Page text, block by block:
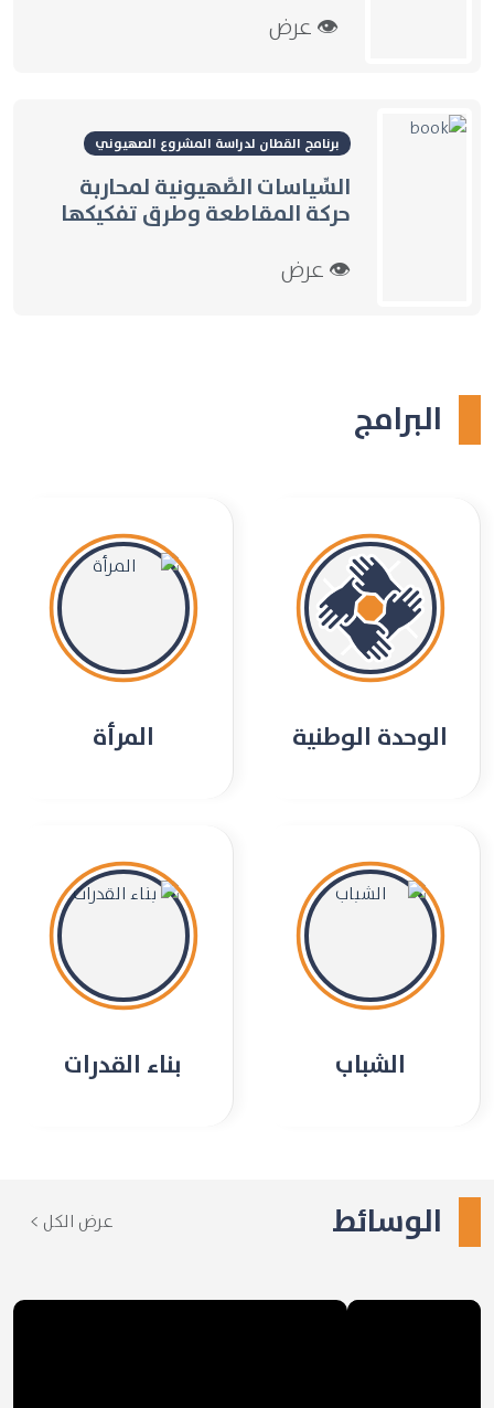
👁 عرض
برنامج القطان لدراسة المشروع الصهيوني
السِّياسات الصَّهيونية لمحاربة
حركة المقاطعة وطرق تفكيكها
👁 عرض
البرامج
الوحدة الوطنية المرأة
الشباب بناء القدرات
الوسائط عرض الكل >